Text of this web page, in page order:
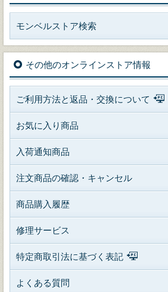
モンベルストア検索
その他のオンラインストア情報
ご利用方法と返品・交換について
お気に入り商品
入荷通知商品
注文商品の確認・キャンセル
商品購入履歴
修理サービス
特定商取引法に基づく表記
よくある質問